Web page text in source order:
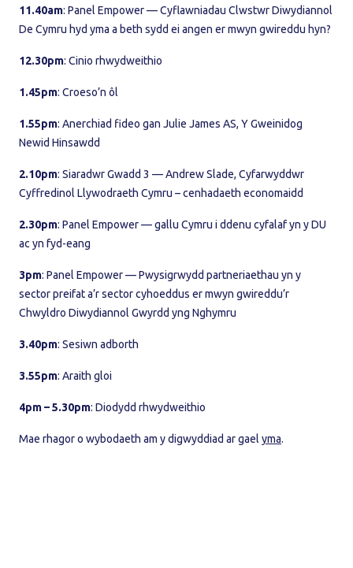
11.40am: Panel Empower — Cyflawniadau Clwstwr Diwydiannol
De Cymru hyd yma a beth sydd ei angen er mwyn gwireddu hyn?
12.30pm: Cinio rhwydweithio
1.45pm: Croeso’n ôl
1.55pm: Anerchiad fideo gan Julie James AS, Y Gweinidog
Newid Hinsawdd
2.10pm: Siaradwr Gwadd 3 — Andrew Slade, Cyfarwyddwr
Cyffredinol Llywodraeth Cymru – cenhadaeth economaidd
2.30pm: Panel Empower — gallu Cymru i ddenu cyfalaf yn y DU
ac yn fyd-eang
3pm: Panel Empower — Pwysigrwydd partneriaethau yn y
sector preifat a’r sector cyhoeddus er mwyn gwireddu’r
Chwyldro Diwydiannol Gwyrdd yng Nghymru
3.40pm: Sesiwn adborth
3.55pm: Araith gloi
4pm – 5.30pm: Diodydd rhwydweithio
Mae rhagor o wybodaeth am y digwyddiad ar gael yma.